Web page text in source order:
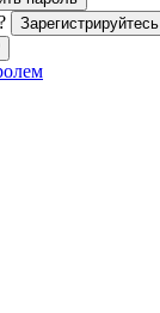
Зарегистрируйтесь